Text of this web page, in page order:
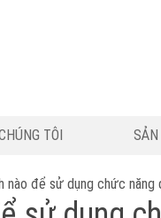
TÔI
nào để sử dụng chức